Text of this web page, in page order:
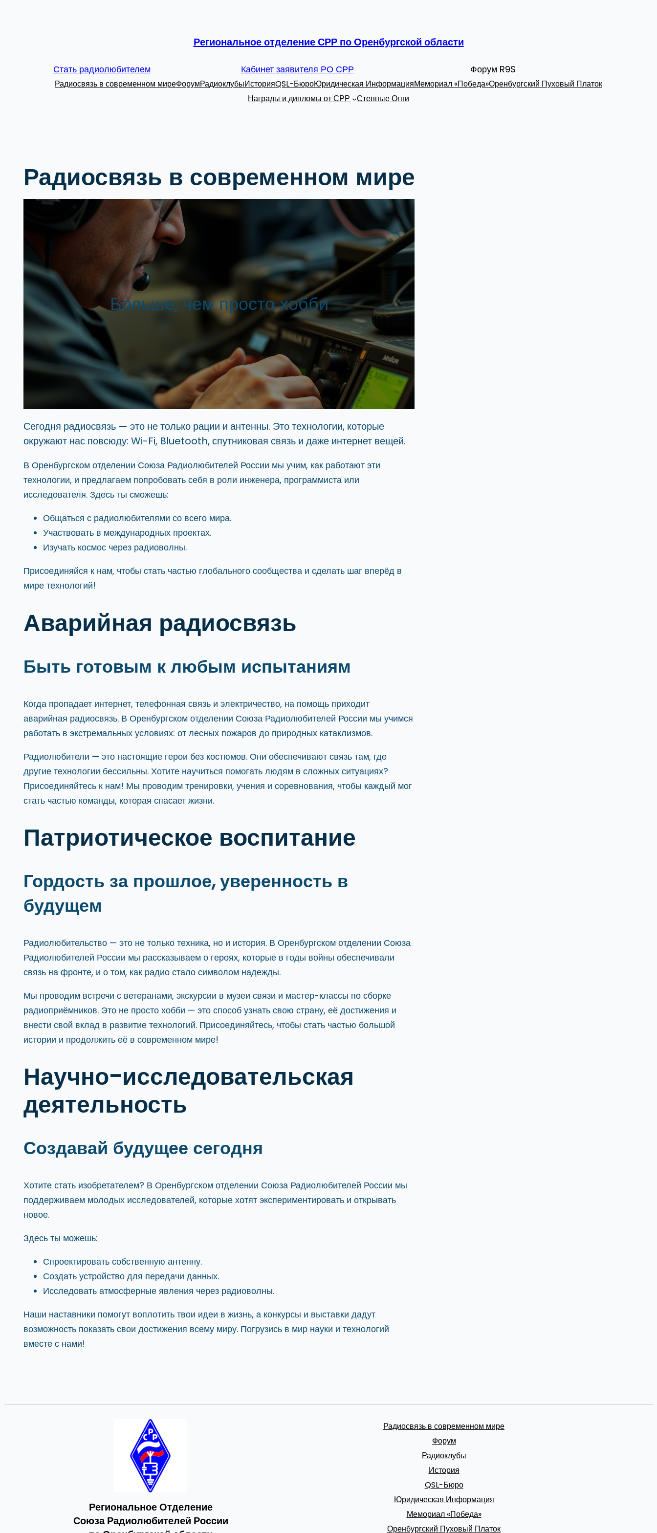
Региональное отделение СРР по Оренбургской области
Стать радиолюбителем Кабинет заявителя РО СРР Форум R9S
Радиосвязь в современном миреФорумРадиоклубыИсторияQSL-БюроЮридическая ИнформацияМемориал «Победа»Оренбургский Пуховый Платок
Награды и дипломы от СРР
Степные Огни
Радиосвязь в современном мире
Больше, чем просто хобби
Сегодня радиосвязь — это не только рации и антенны. Это технологии, которые
окружают нас повсюду: Wi-Fi, Bluetooth, спутниковая связь и даже интернет вещей.
В Оренбургском отделении Союза Радиолюбителей России мы учим, как работают эти
технологии, и предлагаем попробовать себя в роли инженера, программиста или
исследователя. Здесь ты сможешь:
Общаться с радиолюбителями со всего мира.
Участвовать в международных проектах.
Изучать космос через радиоволны.
Присоединяйся к нам, чтобы стать частью глобального сообщества и сделать шаг вперёд в
мире технологий!
Аварийная радиосвязь
Быть готовым к любым испытаниям
Когда пропадает интернет, телефонная связь и электричество, на помощь приходит
аварийная радиосвязь. В Оренбургском отделении Союза Радиолюбителей России мы учимся
работать в экстремальных условиях: от лесных пожаров до природных катаклизмов.
Радиолюбители — это настоящие герои без костюмов. Они обеспечивают связь там, где
другие технологии бессильны. Хотите научиться помогать людям в сложных ситуациях?
Присоединяйтесь к нам! Мы проводим тренировки, учения и соревнования, чтобы каждый мог
стать частью команды, которая спасает жизни.
Патриотическое воспитание
Гордость за прошлое, уверенность в
будущем
Радиолюбительство — это не только техника, но и история. В Оренбургском отделении Союза
Радиолюбителей России мы рассказываем о героях, которые в годы войны обеспечивали
связь на фронте, и о том, как радио стало символом надежды.
Мы проводим встречи с ветеранами, экскурсии в музеи связи и мастер-классы по сборке
радиоприёмников. Это не просто хобби — это способ узнать свою страну, её достижения и
внести свой вклад в развитие технологий. Присоединяйтесь, чтобы стать частью большой
истории и продолжить её в современном мире!
Научно-исследовательская
деятельность
Создавай будущее сегодня
Хотите стать изобретателем? В Оренбургском отделении Союза Радиолюбителей России мы
поддерживаем молодых исследователей, которые хотят экспериментировать и открывать
новое.
Здесь ты можешь:
Спроектировать собственную антенну.
Создать устройство для передачи данных.
Исследовать атмосферные явления через радиоволны.
Наши наставники помогут воплотить твои идеи в жизнь, а конкурсы и выставки дадут
возможность показать свои достижения всему миру. Погрузись в мир науки и технологий
вместе с нами!
Региональное Отделение
Союза Радиолюбителей России
Радиосвязь в современном мире
Форум
Радиоклубы
История
QSL-Бюро
Юридическая Информация
Мемориал «Победа»
Оренбургский Пуховый Платок